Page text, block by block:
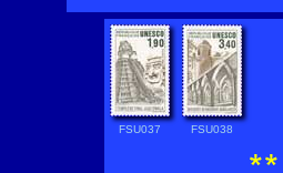
FSU037 FSU038